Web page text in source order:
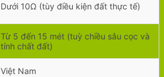
Dưới 10Ω (tùy điều kiện đất thực tế)
Từ 5 đến 15 mét (tuỳ chiều sâu cọc và
tính chất đất)
Việt Nam